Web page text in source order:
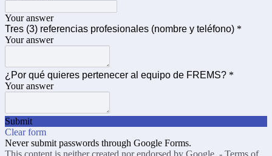
Your answer
Tres (3) referencias profesionales (nombre y teléfono) *
Your answer
¿Por qué quieres pertenecer al equipo de FREMS? *
Your answer
Submit
Clear form
Never submit passwords through Google Forms.
This content is neither created nor endorsed by Google. - Terms of